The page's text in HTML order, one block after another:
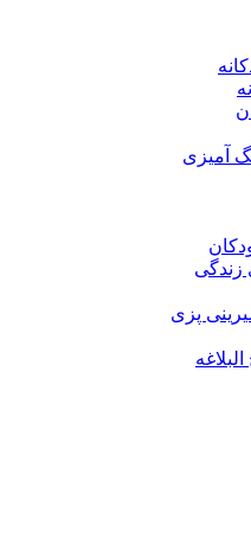
آمیزی
زندگی
پزی